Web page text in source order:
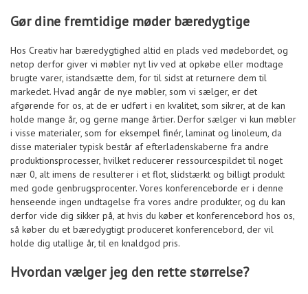
Gør dine fremtidige møder bæredygtige
Hos Creativ har bæredygtighed altid en plads ved mødebordet, og
netop derfor giver vi møbler nyt liv ved at opkøbe eller modtage
brugte varer, istandsætte dem, for til sidst at returnere dem til
markedet. Hvad angår de nye møbler, som vi sælger, er det
afgørende for os, at de er udført i en kvalitet, som sikrer, at de kan
holde mange år, og gerne mange årtier. Derfor sælger vi kun møbler
i visse materialer, som for eksempel finér, laminat og linoleum, da
disse materialer typisk består af efterladenskaberne fra andre
produktionsprocesser, hvilket reducerer ressourcespildet til noget
nær 0, alt imens de resulterer i et flot, slidstærkt og billigt produkt
med gode genbrugsprocenter. Vores konferenceborde er i denne
henseende ingen undtagelse fra vores andre produkter, og du kan
derfor vide dig sikker på, at hvis du køber et konferencebord hos os,
så køber du et bæredygtigt produceret konferencebord, der vil
holde dig utallige år, til en knaldgod pris.
Hvordan vælger jeg den rette størrelse?